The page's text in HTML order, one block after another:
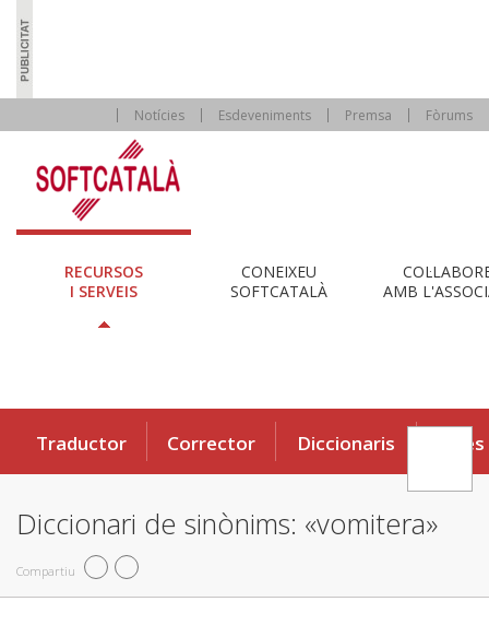
Notícies Esdeveniments Premsa Fòrums
RECURSOS
I SERVEIS
CONEIXEU
SOFTCATALÀ
AMB
Traductor Corrector Diccionaris Eines
Diccionari de sinònims: «vomitera»
Compartiu